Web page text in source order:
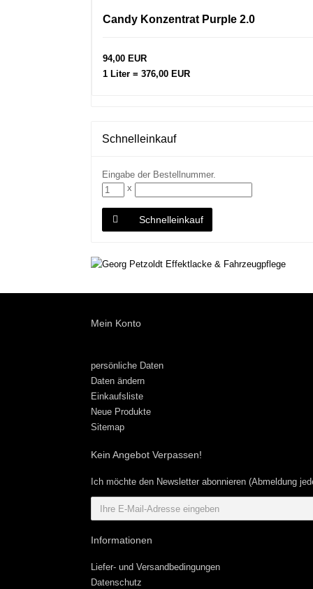
Candy Konzentrat Purple 2.0
94,00 EUR
1 Liter = 376,00 EUR
Schnelleinkauf
Eingabe der Bestellnummer.
x
Schnelleinkauf
Mein Konto
persönliche Daten
Daten ändern
Einkaufsliste
Neue Produkte
Sitemap
Kein Angebot Verpassen!
Ich möchte den Newsletter abonnieren (Abmeldung
Informationen
Liefer- und Versandbedingungen
Datenschutz